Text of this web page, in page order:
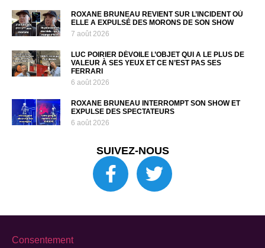
ROXANE BRUNEAU REVIENT SUR L’INCIDENT OÙ
ELLE A EXPULSÉ DES MORONS DE SON SHOW
7 août 2026
LUC POIRIER DÉVOILE L’OBJET QUI A LE PLUS DE
VALEUR À SES YEUX ET CE N’EST PAS SES
FERRARI
6 août 2026
ROXANE BRUNEAU INTERROMPT SON SHOW ET
EXPULSE DES SPECTATEURS
6 août 2026
SUIVEZ-NOUS
Consentement